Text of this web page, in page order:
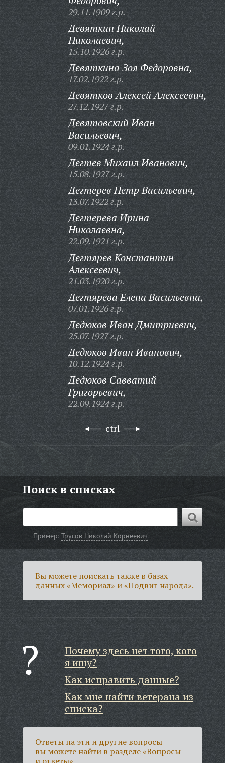
29.11.1909 г.р.
Девяткин Николай
Николаевич,
15.10.1926 г.р.
Девяткина Зоя Федоровна,
17.02.1922 г.р.
Девятков Алексей Алексеевич,
27.12.1927 г.р.
Девятовский Иван
Васильевич,
09.01.1924 г.р.
Дегтев Михаил Иванович,
15.08.1927 г.р.
Дегтерев Петр Васильевич,
13.07.1922 г.р.
Дегтерева Ирина
Николаевна,
22.09.1921 г.р.
Дегтярев Константин
Алексеевич,
21.03.1920 г.р.
Дегтярева Елена Васильевна,
07.01.1926 г.р.
Дедюков Иван Дмитриевич,
25.07.1927 г.р.
Дедюков Иван Иванович,
10.12.1924 г.р.
Дедюков Савватий
Григорьевич,
22.09.1924 г.р.
ctrl
Поиск в списках
Пример:Трусов Николай Корнеевич
Вы можете поискать также в базах
данных «Мемориал» и «Подвиг народа».
Почему здесь нет того, кого
я ищу?
Как исправить данные?
Как мне найти ветерана из
списка?
Ответы на эти и другие вопросы
вы можете найти в разделе«Вопросы